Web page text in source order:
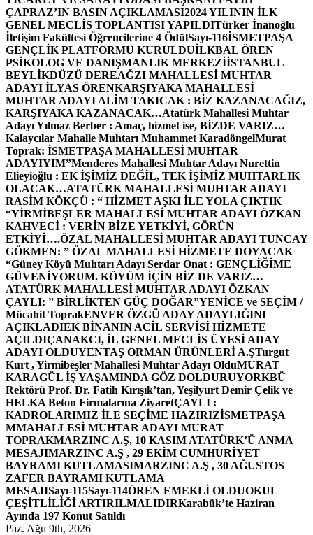
ÇAPRAZ’IN BASIN AÇIKLAMASI2024 YILININ İLK
GENEL MECLİS TOPLANTISI YAPILDITürker İnanoğlu
İletişim Fakültesi Öğrencilerine 4 ÖdülSayı-116İSMETPAŞA
GENÇLİK PLATFORMU KURULDUİLKBAL ÖREN
PSİKOLOG VE DANIŞMANLIK MERKEZİİSTANBUL
BEYLİKDÜZÜ DEREAĞZI MAHALLESİ MUHTAR
ADAYI İLYAS ÖRENKARŞIYAKA MAHALLESİ
MUHTAR ADAYI ALİM TAKICAK : BİZ KAZANACAĞIZ,
KARŞIYAKA KAZANACAK…Atatürk Mahallesi Muhtar
Adayı Yılmaz Berber : Amaç, hizmet ise, BİZDE VARIZ…
Kalaycılar Mahalle Muhtarı Muhammet KaradöngelMurat
Toprak: İSMETPAŞA MAHALLESİ MUHTAR
ADAYIYIM”Menderes Mahallesi Muhtar Adayı Nurettin
Elieyioğlu : EK İŞİMİZ DEĞİL, TEK İŞİMİZ MUHTARLIK
OLACAK…ATATÜRK MAHALLESİ MUHTAR ADAYI
RASİM KÖKÇÜ : “ HİZMET AŞKI İLE YOLA ÇIKTIK
“YİRMİBEŞLER MAHALLESİ MUHTAR ADAYI ÖZKAN
KAHVECİ : VERİN BİZE YETKİYİ, GÖRÜN
ETKİYİ….ÖZAL MAHALLESİ MUHTAR ADAYI TUNCAY
GÖKMEN: ” ÖZAL MAHALLESİ HİZMETE DOYACAK
“Güney Köyü Muhtarı Adayı Serdar Onat : GENÇLİĞİME
GÜVENİYORUM. KÖYÜM İÇİN BİZ DE VARIZ…
ATATÜRK MAHALLESİ MUHTAR ADAYI ÖZKAN
ÇAYLI: ” BİRLİKTEN GÜÇ DOĞAR”YENİCE ve SEÇİM /
Mücahit ToprakENVER ÖZGÜ ADAY ADAYLIĞINI
AÇIKLADIEK BİNANIN ACİL SERVİSİ HİZMETE
AÇILDIÇANAKCI, İL GENEL MECLİS ÜYESİ ADAY
ADAYI OLDUYENTAŞ ORMAN ÜRÜNLERİ A.ŞTurgut
Kurt , Yirmibeşler Mahallesi Muhtar Adayı OlduMURAT
KARAGÜL İŞ YAŞAMINDA GÖZ DOLDURUYORKBÜ
Rektörü Prof. Dr. Fatih Kırışık’tan, Yeşilyurt Demir Çelik ve
HELKA Beton Firmalarına ZiyaretÇAYLI :
KADROLARIMIZ İLE SEÇİME HAZIRIZİSMETPAŞA
MMAHALLESİ MUHTAR ADAYI MURAT
TOPRAKMARZINC A.Ş, 10 KASIM ATATÜRK’Ü ANMA
MESAJIMARZINC A.Ş , 29 EKİM CUMHURİYET
BAYRAMI KUTLAMASIMARZINC A.Ş , 30 AĞUSTOS
ZAFER BAYRAMI KUTLAMA
MESAJISayı-115Sayı-114ÖREN EMEKLİ OLDUOKUL
ÇEŞİTLİLİĞİ ARTIRILMALIDIRKarabük’te Haziran
Ayında 197 Konut Satıldı
Paz. Ağu 9th, 2026